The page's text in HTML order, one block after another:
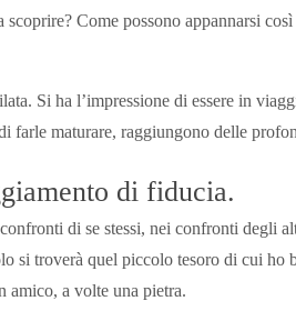
Come possono appannarsi
Si ha l’impressione di essere in
farle maturare, raggiungono delle
di fiducia.
di se stessi, nei confronti degli
si troverà quel piccolo tesoro di cui ho
amico, a volte una pietra.